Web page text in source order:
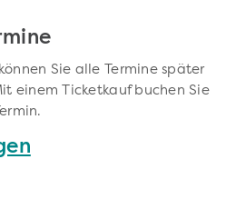
Sie alle Termine später
einem Ticketkauf buchen Sie